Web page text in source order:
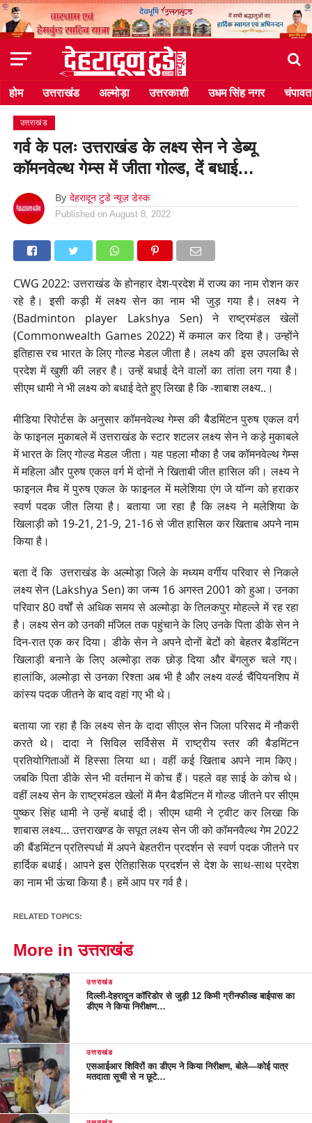
होम उत्तराखंड अल्मोड़ा उत्तरकाशी उधम सिंह नगर चंपावत
उत्तराखंड
गर्व के पलः उत्तराखंड के लक्ष्य सेन ने डेब्यू
कॉमनवेल्थ गेम्स में जीता गोल्ड, दें बधाई…
By देहरादून टुडे न्यूज़ डेस्क
Published on August 8, 2022
CWG 2022: उत्तराखंड के होनहार देश-प्रदेश में राज्य का नाम रोशन कर
रहे है। इसी कड़ी में लक्ष्य सेन का नाम भी जुड़ गया है। लक्ष्य ने
(Badminton player Lakshya Sen) ने राष्ट्रमंडल खेलों
(Commonwealth Games 2022) में कमाल कर दिया है। उन्होंने
इतिहास रच भारत के लिए गोल्ड मेडल जीता है। लक्ष्य की इस उपलब्धि से
प्रदेश में खुशी की लहर है। उन्हें बधाई देने वालों का तांता लग गया है।
सीएम धामी ने भी लक्ष्य को बधाई देते हुए लिखा है कि -शाबाश लक्ष्य..।
मीडिया रिपोर्टस के अनुसार कॉमनवेल्थ गेम्स की बैडमिंटन पुरुष एकल वर्ग
के फाइनल मुकाबले में उत्तराखंड के स्टार शटलर लक्ष्य सेन ने कड़े मुकाबले
में भारत के लिए गोल्ड मेडल जीता। यह पहला मौका है जब कॉमनवेल्थ गेम्स
में महिला और पुरुष एकल वर्ग में दोनों ने खिताबी जीत हासिल की। लक्ष्य ने
फाइनल मैच में पुरुष एकल के फाइनल में मलेशिया एंग जे यॉन्ग को हराकर
स्वर्ण पदक जीत लिया है। बताया जा रहा है कि लक्ष्य ने मलेशिया के
खिलाड़ी को 19-21, 21-9, 21-16 से जीत हासिल कर खिताब अपने नाम
किया है।
बता दें कि उत्तराखंड के अल्मोड़ा जिले के मध्यम वर्गीय परिवार से निकले
लक्ष्य सेन (Lakshya Sen) का जन्म 16 अगस्त 2001 को हुआ। उनका
परिवार 80 वर्षों से अधिक समय से अल्मोड़ा के तिलकपुर मोहल्ले में रह रहा
है। लक्ष्य सेन को उनकी मंजिल तक पहुंचाने के लिए उनके पिता डीके सेन ने
दिन-रात एक कर दिया। डीके सेन ने अपने दोनों बेटों को बेहतर बैडमिंटन
खिलाड़ी बनाने के लिए अल्मोड़ा तक छोड़ दिया और बेंगलुरु चले गए।
हालांकि, अल्मोड़ा से उनका रिश्ता अब भी है और लक्ष्य वर्ल्ड चैंपियनशिप में
कांस्य पदक जीतने के बाद वहां गए भी थे।
बताया जा रहा है कि लक्ष्य सेन के दादा सीएल सेन जिला परिसद में नौकरी
करते थे। दादा ने सिविल सर्विसेस में राष्ट्रीय स्तर की बैडमिंटन
प्रतियोगिताओं में हिस्सा लिया था। वहीं कई खिताब अपने नाम किए।
जबकि पिता डीके सेन भी वर्तमान में कोच हैं। पहले वह साई के कोच थे।
वहीं लक्ष्य सेन के राष्ट्रमंडल खेलों में मैन बैडमिंटन में गोल्ड जीतने पर सीएम
पुष्कर सिंह धामी ने उन्हें बधाई दी। सीएम धामी ने ट्वीट कर लिखा कि
शाबास लक्ष्य… उत्तराखण्ड के सपूत लक्ष्य सेन जी को कॉमनवैल्थ गेम 2022
की बैंडमिंटन प्रतिस्पर्धा में अपने बेहतरीन प्रदर्शन से स्वर्ण पदक जीतने पर
हार्दिक बधाई। आपने इस ऐतिहासिक प्रदर्शन से देश के साथ-साथ प्रदेश
का नाम भी ऊंचा किया है। हमें आप पर गर्व है।
RELATED TOPICS:
More in उत्तराखंड
उत्तराखंड
दिल्ली-देहरादून कॉरिडोर से जुड़ी 12 किमी ग्रीनफील्ड बाईपास का
डीएम ने किया निरीक्षण…
उत्तराखंड
एसआईआर शिविरों का डीएम ने किया निरीक्षण, बोले—कोई पात्र
मतदाता सूची से न छूटे…